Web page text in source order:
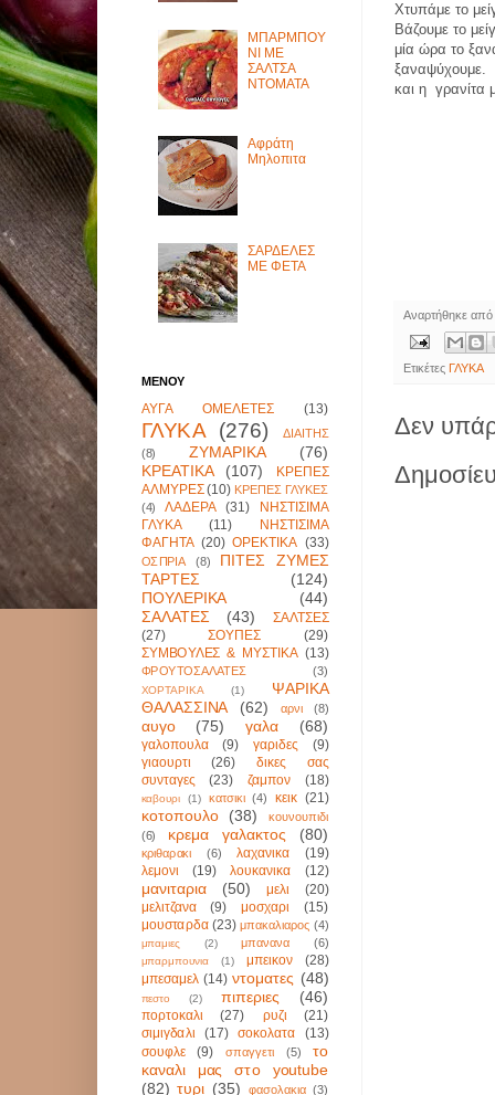
Χτυπάμε το
Βάζουμε το
μία ώρα το
ξαναψύχουμε.
και η γρανίτα
Αναρτήθηκε
Ετικέτες ΓΛΥΚΑ
Δεν
ΜΠΑΡΜΠΟΥ
ΝΙ ΜΕ
ΣΑΛΤΣΑ
ΝΤΟΜΑΤΑ
Αφράτη
Μηλοπιτα
ΣΑΡΔΕΛΕΣ
ΜΕ ΦΕΤΑ
ΜΕΝΟΥ
ΑΥΓΑ ΟΜΕΛΕΤΕΣ (13)
ΓΛΥΚΑ (276)
ΔΙΑΙΤΗΣ
(8)
ΖΥΜΑΡΙΚΑ
(76)
ΚΡΕΑΤΙΚΑ
(107)
ΚΡΕΠΕΣ
ΑΛΜΥΡΕΣ (10) ΚΡΕΠΕΣ ΓΛΥΚΕΣ
(4)
ΛΑΔΕΡΑ (31)
ΝΗΣΤΙΣΙΜΑ
ΓΛΥΚΑ
(11)
ΝΗΣΤΙΣΙΜΑ
ΦΑΓΗΤΑ (20) ΟΡΕΚΤΙΚΑ (33)
ΟΣΠΡΙΑ (8)
ΠΙΤΕΣ ΖΥΜΕΣ
ΤΑΡΤΕΣ
(124)
ΠΟΥΛΕΡΙΚΑ
(44)
ΣΑΛΑΤΕΣ
(43)
ΣΑΛΤΣΕΣ
(27)
ΣΟΥΠΕΣ
(29)
ΣΥΜΒΟΥΛΕΣ & ΜΥΣΤΙΚΑ (13)
ΦΡΟΥΤΟΣΑΛΑΤΕΣ (3)
ΧΟΡΤΑΡΙΚΑ (1)
ΨΑΡΙΚΑ
ΘΑΛΑΣΣΙΝΑ
(62) αρνι (8)
αυγο (75) γαλα (68)
γαλοπουλα (9) γαριδες
(9)
γιαουρτι
(26)
δικες σας
συνταγες
(23) ζαμπον (18)
καβουρι (1) κατσικι (4) κεικ (21)
κοτοπουλο (38)
κουνουπιδι
(6)
κρεμα γαλακτος (80)
κριθαρακι (6) λαχανικα
(19)
λεμονι
(19) λουκανικα (12)
μανιταρια (50) μελι
(20)
μελιτζανα
(9) μοσχαρι
(15)
μουσταρδα (23) μπακαλιαρος (4)
μπαμιες (2) μπανανα (6)
μπαρμπουνια (1) μπεικον
(28)
μπεσαμελ (14) ντοματες (48)
πεστο (2) πιπεριες (46)
πορτοκαλι (27) ρυζι
(21)
σιμιγδαλι
(17) σοκολατα
(13)
σουφλε
(9) σπαγγετι (5)
το
καναλι μας στο youtube
(82) τυρι (35) φασολακια (3)